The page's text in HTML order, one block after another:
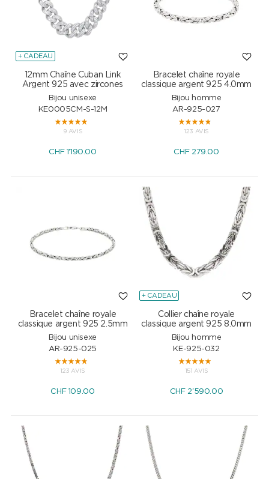
+ CADEAU
12mm Chaîne Cuban Link
Argent 925 avec zircones
Bijou unisexe
KE0005CM-S-12M
9 AVIS
CHF 1'190.00
Bracelet chaîne royale
classique argent 925 4.0mm
Bijou homme
AR-925-027
123 AVIS
CHF 279.00
Bracelet chaîne royale
classique argent 925 2.5mm
Bijou unisexe
AR-925-025
123 AVIS
CHF109.00
+ CADEAU
Collier chaîne royale
classique argent 925 8.0mm
Bijou homme
KE-925-032
151 AVIS
CHF2'590.00